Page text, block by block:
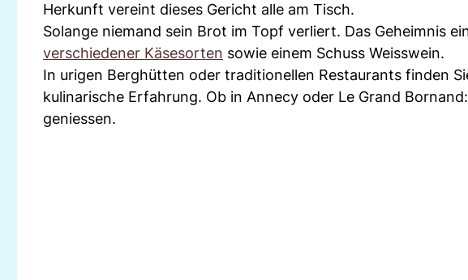
Herkunft vereint dieses Gericht alle am Tisch.
Solange niemand sein Brot im Topf verliert. Das Geheimnis
verschiedener Käsesorten sowie einem Schuss Weisswein.
In urigen Berghütten oder traditionellen Restaurants finden
kulinarische Erfahrung. Ob in Annecy oder Le Grand
geniessen.